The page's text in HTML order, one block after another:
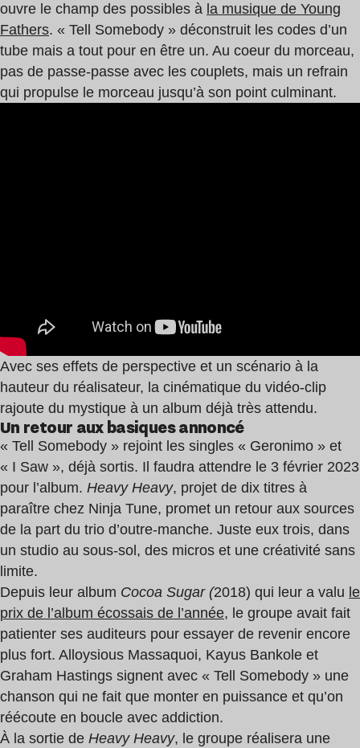
ouvre le champ des possibles à la musique de Young
Fathers. « Tell Somebody » déconstruit les codes d’un
tube mais a tout pour en être un. Au coeur du morceau,
pas de passe-passe avec les couplets, mais un refrain
qui propulse le morceau jusqu’à son point culminant.
Avec ses effets de perspective et un scénario à la
hauteur du réalisateur, la cinématique du vidéo-clip
rajoute du mystique à un album déjà très attendu.
Un retour aux basiques annoncé
« Tell Somebody » rejoint les singles « Geronimo » et
« I Saw », déjà sortis. Il faudra attendre le 3 février 2023
pour l’album. Heavy Heavy, projet de dix titres à
paraître chez Ninja Tune, promet un retour aux sources
de la part du trio d’outre-manche. Juste eux trois, dans
un studio au sous-sol, des micros et une créativité sans
limite.
Depuis leur album Cocoa Sugar (2018) qui leur a valu le
prix de l’album écossais de l’année, le groupe avait fait
patienter ses auditeurs pour essayer de revenir encore
plus fort. Alloysious Massaquoi, Kayus Bankole et
Graham Hastings signent avec « Tell Somebody » une
chanson qui ne fait que monter en puissance et qu’on
réécoute en boucle avec addiction.
À la sortie de Heavy Heavy, le groupe réalisera une